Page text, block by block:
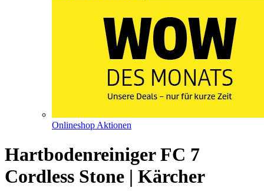
Onlineshop Aktionen
Hartbodenreiniger FC 7
Cordless Stone | Kärcher